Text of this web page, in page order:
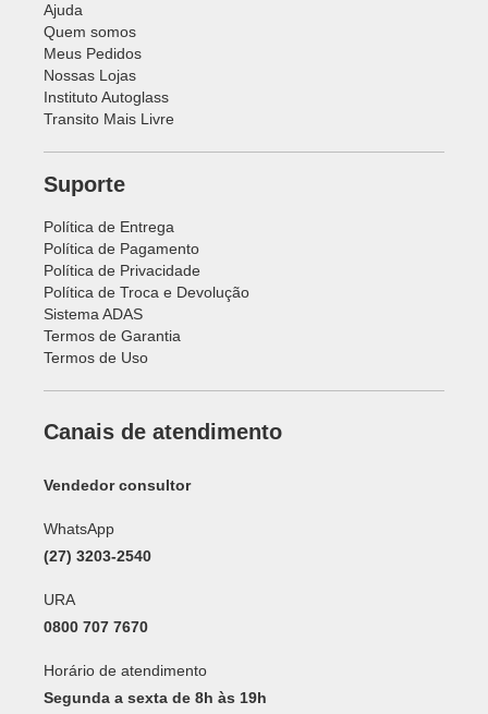
Ajuda
Quem somos
Meus Pedidos
Nossas Lojas
Instituto Autoglass
Transito Mais Livre
Suporte
Política de Entrega
Política de Pagamento
Política de Privacidade
Política de Troca e Devolução
Sistema ADAS
Termos de Garantia
Termos de Uso
Canais de atendimento
Vendedor consultor
WhatsApp
(27) 3203-2540
URA
0800 707 7670
Horário de atendimento
Segunda a sexta de 8h às 19h